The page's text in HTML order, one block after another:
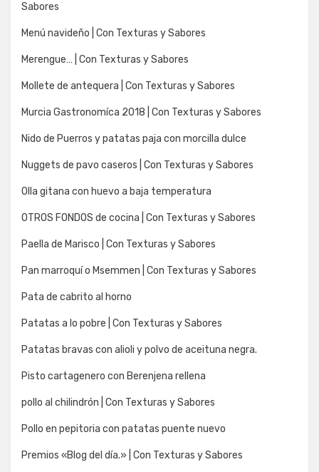
Sabores
Menú navideño | Con Texturas y Sabores
Merengue… | Con Texturas y Sabores
Mollete de antequera | Con Texturas y Sabores
Murcia Gastronomíca 2018 | Con Texturas y Sabores
Nido de Puerros y patatas paja con morcilla dulce
Nuggets de pavo caseros | Con Texturas y Sabores
Olla gitana con huevo a baja temperatura
OTROS FONDOS de cocina | Con Texturas y Sabores
Paella de Marisco | Con Texturas y Sabores
Pan marroquí o Msemmen | Con Texturas y Sabores
Pata de cabrito al horno
Patatas a lo pobre | Con Texturas y Sabores
Patatas bravas con alioli y polvo de aceituna negra.
Pisto cartagenero con Berenjena rellena
pollo al chilindrón | Con Texturas y Sabores
Pollo en pepitoria con patatas puente nuevo
Premios «Blog del día.» | Con Texturas y Sabores